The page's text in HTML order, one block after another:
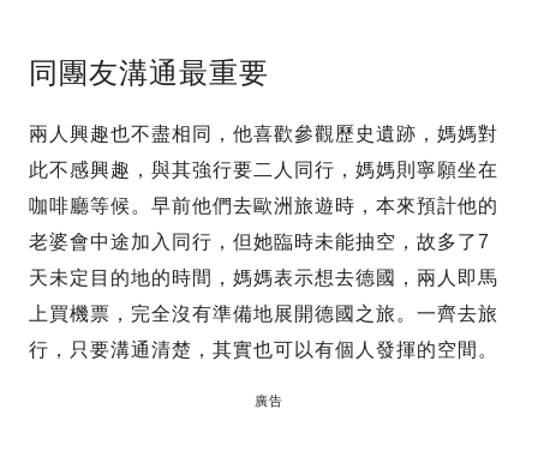
同團友溝通最重要
兩人興趣也不盡相同，他喜歡參觀歷史遺跡，媽媽對
此不感興趣，與其強行要二人同行，媽媽則寧願坐在
咖啡廳等候。早前他們去歐洲旅遊時，本來預計他的
老婆會中途加入同行，但她臨時未能抽空，故多了7
天未定目的地的時間，媽媽表示想去德國，兩人即馬
上買機票，完全沒有準備地展開德國之旅。一齊去旅
行，只要溝通清楚，其實也可以有個人發揮的空間。
廣告